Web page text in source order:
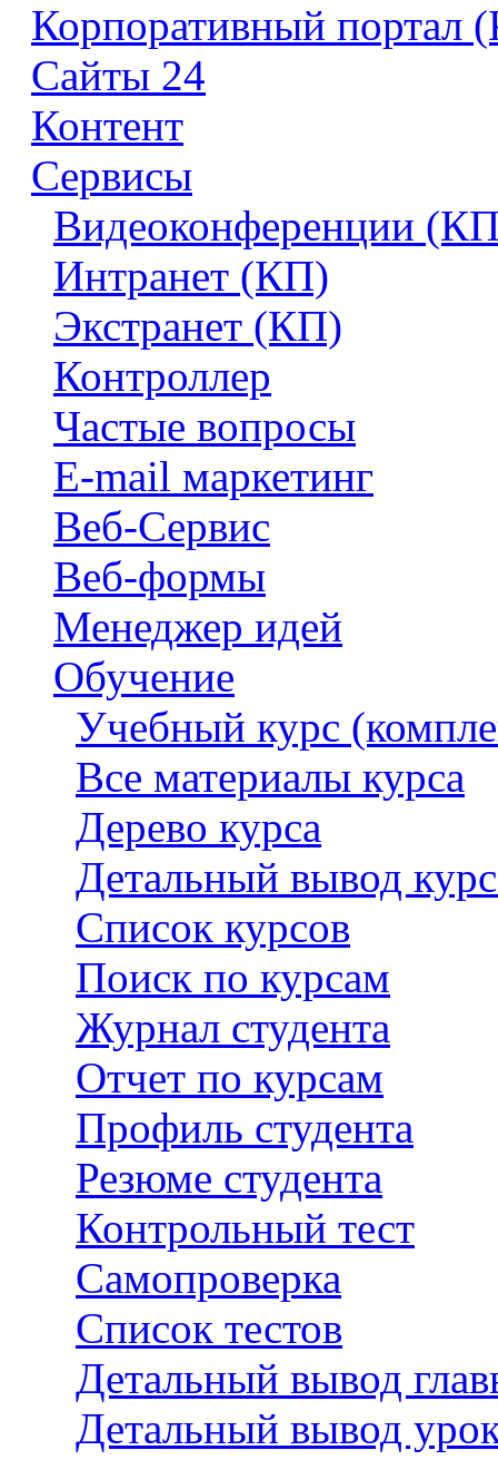
Корпоративный портал
Сайты 24
Контент
Сервисы
Видеоконференции
Интранет (КП)
Экстранет (КП)
Контроллер
Частые вопросы
E-mail маркетинг
Веб-Сервис
Веб-формы
Менеджер идей
Обучение
Учебный курс
Все материалы курса
Дерево курса
Детальный вывод
Список курсов
Поиск по курсам
Журнал студента
Отчет по курсам
Профиль студента
Резюме студента
Контрольный тест
Самопроверка
Список тестов
Детальный вывод
Детальный вывод